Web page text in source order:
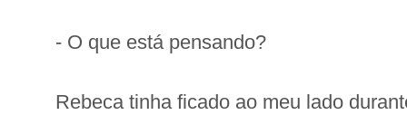
- O que está pensando?
Rebeca tinha ficado ao meu lado